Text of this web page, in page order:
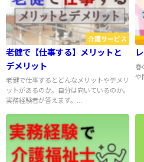
介護サービス
老健で【仕事する】メリットと
デメリット
老健で仕事するとどんなメリットやデメリ
ットがあるのか。自分は向いているのか。
実務経験者が答えます。...
春
や